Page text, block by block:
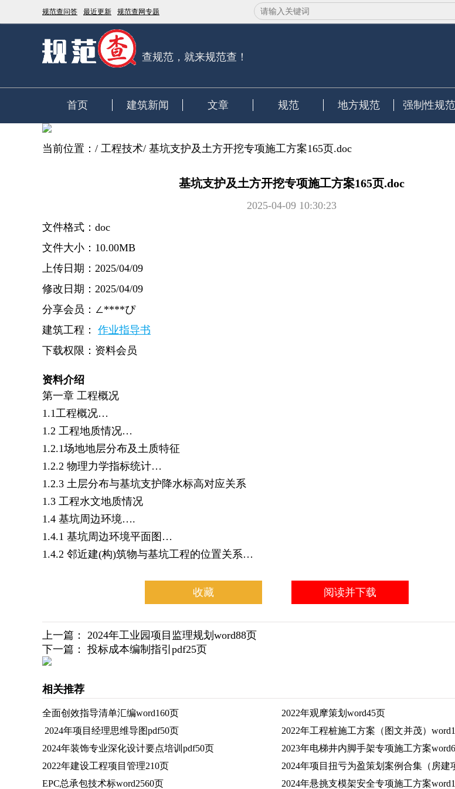
规范查问答 最近更新 规范查网专题
查规范，就来规范查！
首页 建筑新闻 文章 规范 地方规范 强制性规范
当前位置： / 工程技术/ 基坑支护及土方开挖专项施工方案165页.doc
基坑支护及土方开挖专项施工方案165页.doc
2025-04-09 10:30:23
文件格式：doc
文件大小：10.00MB
上传日期：2025/04/09
修改日期：2025/04/09
分享会员：∠****ぴ
建筑工程： 作业指导书
下载权限：资料会员
资料介绍
第一章 工程概况
1.1工程概况…
1.2 工程地质情况…
1.2.1场地地层分布及土质特征
1.2.2 物理力学指标统计…
1.2.3 土层分布与基坑支护降水标高对应关系
1.3 工程水文地质情况
1.4 基坑周边环境….
1.4.1 基坑周边环境平面图…
1.4.2 邻近建(构)筑物与基坑工程的位置关系…
收藏 阅读并下载
上一篇： 2024年工业园项目监理规划word88页
下一篇： 投标成本编制指引pdf25页
相关推荐
全面创效指导清单汇编word160页
2022年观摩策划word45页
2024年项目经理思维导图pdf50页
2022年工程桩施工方案（图文并茂）
2024年装饰专业深化设计要点培训pdf50页
2023年电梯井内脚手架专项施工方案
2022年建设工程项目管理210页
EPC总承包技术标word2560页
2024年悬挑支模架安全专项施工方案